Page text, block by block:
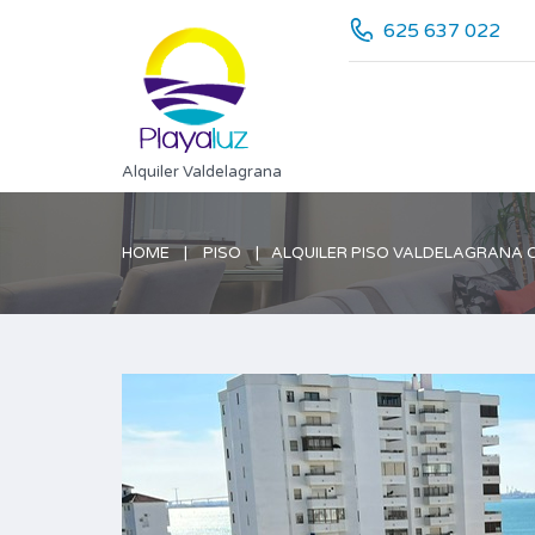
Alquiler Valdelagrana
625 637 022
HOME PISO ALQUILER PISO VALDELAGRANA